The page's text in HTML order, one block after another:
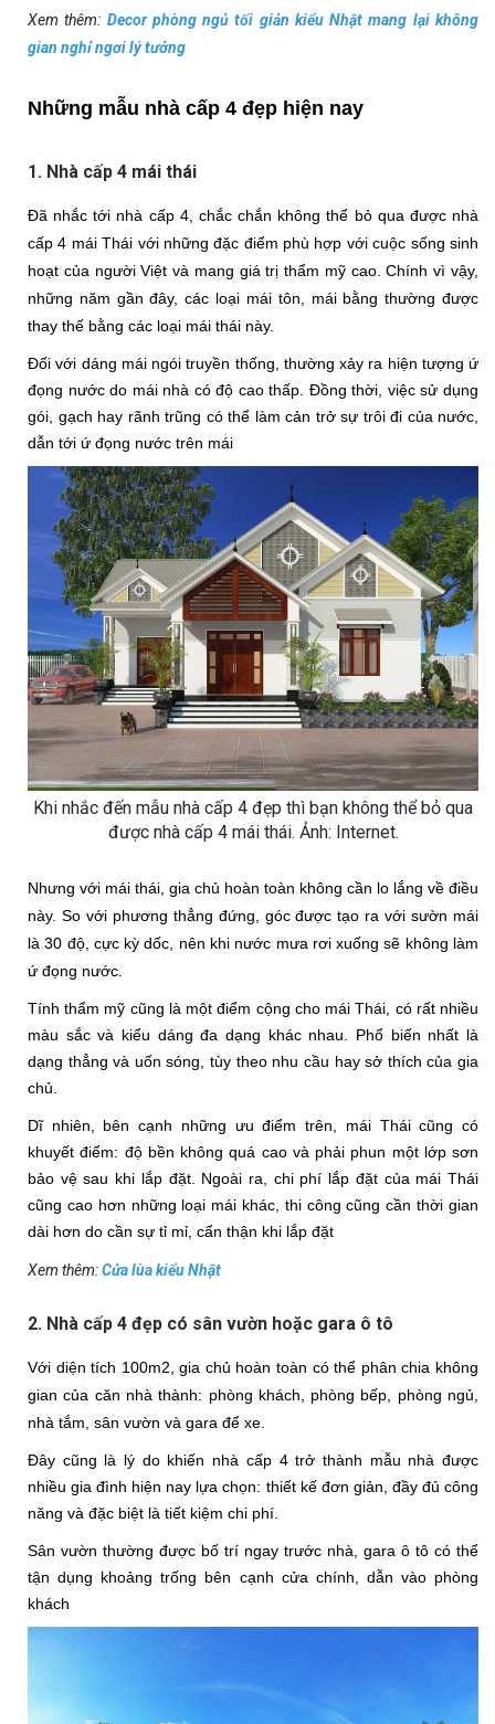
Xem thêm: Decor phòng ngủ tối giản kiểu Nhật mang lại không
gian nghỉ ngơi lý tưởng
Những mẫu nhà cấp 4 đẹp hiện nay
1. Nhà cấp 4 mái thái
Đã nhắc tới nhà cấp 4, chắc chắn không thể bỏ qua được nhà
cấp 4 mái Thái với những đặc điểm phù hợp với cuộc sống sinh
hoạt của người Việt và mang giá trị thẩm mỹ cao. Chính vì vậy,
những năm gần đây, các loại mái tôn, mái bằng thường được
thay thế bằng các loại mái thái này.
Đối với dáng mái ngói truyền thống, thường xảy ra hiện tượng ứ
đọng nước do mái nhà có độ cao thấp. Đồng thời, việc sử dụng
gói, gạch hay rãnh trũng có thể làm cản trở sự trôi đi của nước,
dẫn tới ứ đọng nước trên mái
Khi nhắc đến mẫu nhà cấp 4 đẹp thì bạn không thể bỏ qua
được nhà cấp 4 mái thái. Ảnh: Internet.
Nhưng với mái thái, gia chủ hoàn toàn không cần lo lắng về điều
này. So với phương thẳng đứng, góc được tạo ra với sườn mái
là 30 độ, cực kỳ dốc, nên khi nước mưa rơi xuống sẽ không làm
ứ đọng nước.
Tính thẩm mỹ cũng là một điểm cộng cho mái Thái, có rất nhiều
màu sắc và kiểu dáng đa dạng khác nhau. Phổ biến nhất là
dạng thẳng và uốn sóng, tùy theo nhu cầu hay sở thích của gia
chủ.
Dĩ nhiên, bên cạnh những ưu điểm trên, mái Thái cũng có
khuyết điểm: độ bền không quá cao và phải phun một lớp sơn
bảo vệ sau khi lắp đặt. Ngoài ra, chi phí lắp đặt của mái Thái
cũng cao hơn những loại mái khác, thi công cũng cần thời gian
dài hơn do cần sự tỉ mỉ, cẩn thận khi lắp đặt
Xem thêm:Cửa lùa kiểu Nhật
2. Nhà cấp 4 đẹp có sân vườn hoặc gara ô tô
Với diện tích 100m2, gia chủ hoàn toàn có thể phân chia không
gian của căn nhà thành: phòng khách, phòng bếp, phòng ngủ,
nhà tắm, sân vườn và gara để xe.
Đây cũng là lý do khiến nhà cấp 4 trở thành mẫu nhà được
nhiều gia đình hiện nay lựa chọn: thiết kế đơn giản, đầy đủ công
năng và đặc biệt là tiết kiệm chi phí.
Sân vườn thường được bố trí ngay trước nhà, gara ô tô có thể
tận dụng khoảng trống bên cạnh cửa chính, dẫn vào phòng
khách